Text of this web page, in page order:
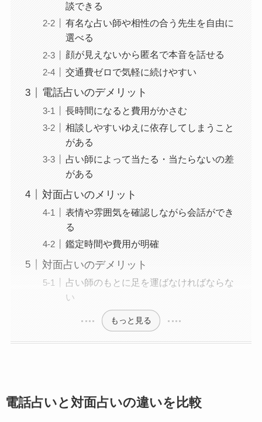
談できる
有名な占い師や相性の合う先生を自由に
選べる
顔が見えないから匿名で本音を話せる
交通費ゼロで気軽に続けやすい
電話占いのデメリット
長時間になると費用がかさむ
相談しやすいゆえに依存してしまうこと
がある
占い師によって当たる・当たらないの差
がある
対面占いのメリット
表情や雰囲気を確認しながら会話ができ
る
鑑定時間や費用が明確
対面占いのデメリット
占い師のもとに足を運ばなければならな
い
もっと見る
電話占いと対面占いの違いを比較